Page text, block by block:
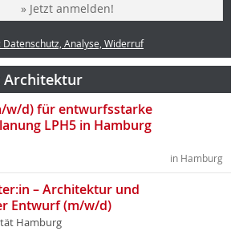
» Jetzt anmelden!
Datenschutz, Analyse, Widerruf
Architektur
w/d) für entwurfsstarke
LPH5 in Hamburg
in Hamburg
– Architektur und
Entwurf (m/w/d)
Hamburg